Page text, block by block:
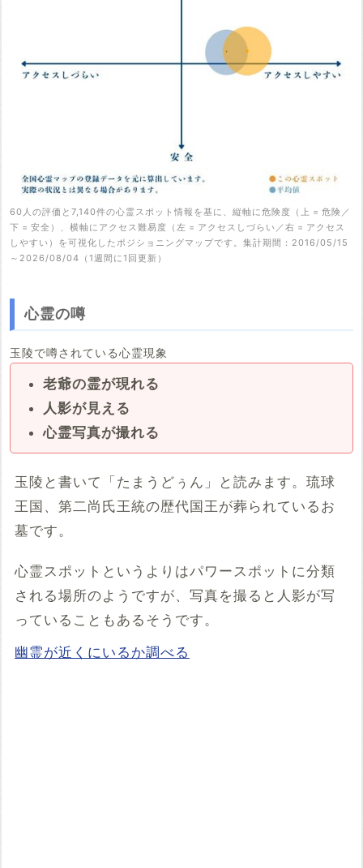
60人の評価と7,140件の心霊スポット情報を基に、縦軸に危険度（上 = 危険／
下 = 安全）、横軸にアクセス難易度（左 = アクセスしづらい／右 = アクセス
しやすい）を可視化したポジショニングマップです。集計期間：2016/05/15
～2026/08/04（1週間に1回更新）
心霊の噂
玉陵で噂されている心霊現象
老爺の霊が現れる
人影が見える
心霊写真が撮れる
玉陵と書いて「たまうどぅん」と読みます。琉球
王国、第二尚氏王統の歴代国王が葬られているお
墓です。
心霊スポットというよりはパワースポットに分類
される場所のようですが、写真を撮ると人影が写
っていることもあるそうです。
幽霊が近くにいるか調べる